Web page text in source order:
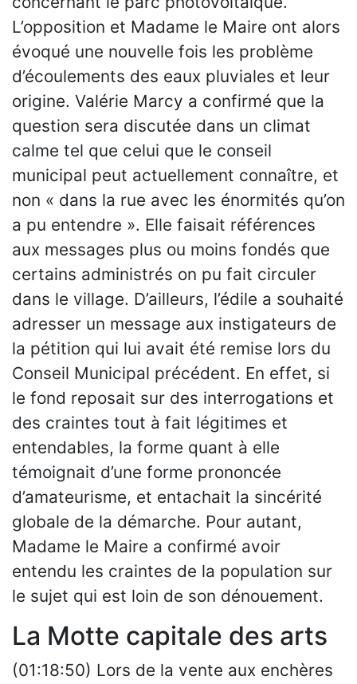
L’opposition et Madame le Maire ont alors
évoqué une nouvelle fois les problème
d’écoulements des eaux pluviales et leur
origine. Valérie Marcy a confirmé que la
question sera discutée dans un climat
calme tel que celui que le conseil
municipal peut actuellement connaître, et
non « dans la rue avec les énormités qu’on
a pu entendre ». Elle faisait références
aux messages plus ou moins fondés que
certains administrés on pu fait circuler
dans le village. D’ailleurs, l’édile a souhaité
adresser un message aux instigateurs de
la pétition qui lui avait été remise lors du
Conseil Municipal précédent. En effet, si
le fond reposait sur des interrogations et
des craintes tout à fait légitimes et
entendables, la forme quant à elle
témoignait d’une forme prononcée
d’amateurisme, et entachait la sincérité
globale de la démarche. Pour autant,
Madame le Maire a confirmé avoir
entendu les craintes de la population sur
le sujet qui est loin de son dénouement.
La Motte capitale des arts
(01:18:50) Lors de la vente aux enchères